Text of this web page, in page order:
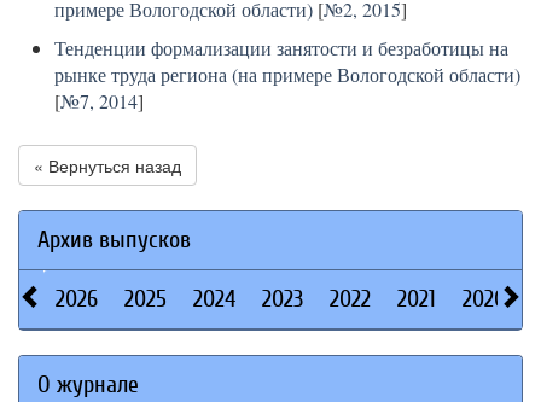
примере Вологодской области) [№2, 2015]
Тенденции формализации занятости и безработицы на
рынке труда региона (на примере Вологодской области)
[№7, 2014]
« Вернуться назад
Архив выпусков
2026 2025 2024 2023 2022 2021 2020
О журнале